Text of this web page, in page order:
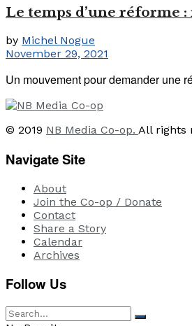
Le temps d’une réforme
by Michel Nogue
November 29, 2021
Un mouvement pour demander une
© 2019 NB Media Co-op. All rights
Navigate Site
About
Join the Co-op / Donate
Contact
Share a Story
Calendar
Archives
Follow Us